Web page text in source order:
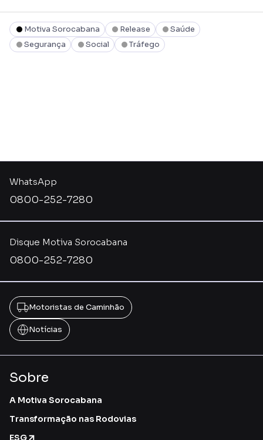
Motiva Sorocabana Release
Saúde
Segurança
Social Tráfego
Disque Motiva Sorocabana
0800-252-7280
WhatsApp
0800-252-7280
Motoristas de Caminhão
Notícias
Sobre
A Motiva Sorocabana
Transformação nas Rodovias
ESG